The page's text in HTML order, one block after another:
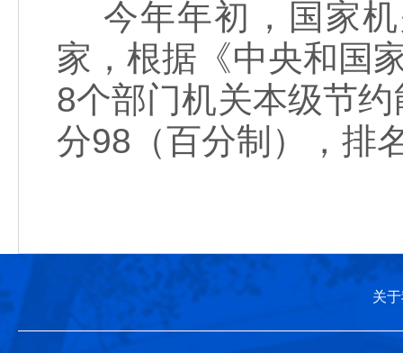
今年年初，国家机
家，根据《中央和国
8个部门机关本级节
分98（百分制），排
关